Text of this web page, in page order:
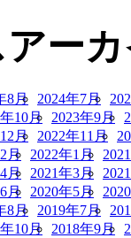
ー
8月 2024年7月
10月 2023年9月
月 2022年11月
月 2022年1月
月 2021年3月
月 2020年5月
8月 2019年7月
10月 2018年9月